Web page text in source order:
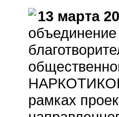
13 марта
рамках